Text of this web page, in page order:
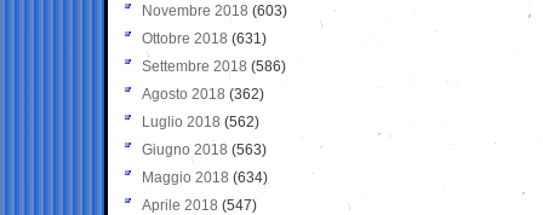
Novembre 2018 (603)
Ottobre 2018 (631)
Settembre 2018 (586)
Agosto 2018 (362)
Luglio 2018 (562)
Giugno 2018 (563)
Maggio 2018 (634)
Aprile 2018 (547)